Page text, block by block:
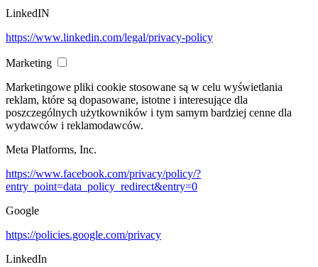
LinkedIN
https://www.linkedin.com/legal/privacy-policy
Marketing
Marketingowe pliki cookie stosowane są w celu wyświetlania
reklam, które są dopasowane, istotne i interesujące dla
poszczególnych użytkowników i tym samym bardziej cenne dla
wydawców i reklamodawców.
Meta Platforms, Inc.
https://www.facebook.com/privacy/policy/?
entry_point=data_policy_redirect&entry=0
Google
https://policies.google.com/privacy
LinkedIn